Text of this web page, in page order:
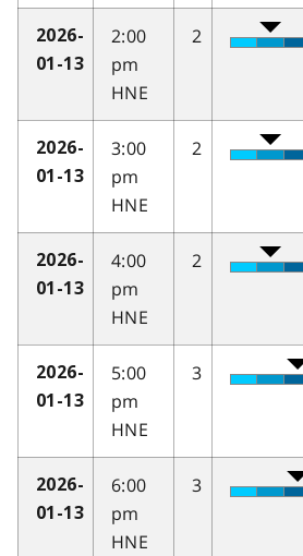
2026-
01-13
2:00
pm
HNE
2
2026-
01-13
3:00
pm
HNE
2
2026-
01-13
4:00
pm
HNE
2
2026-
01-13
5:00
pm
HNE
3
2026-
01-13
6:00
pm
HNE
3